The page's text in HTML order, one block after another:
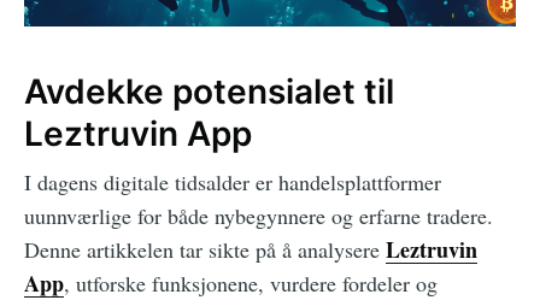
Avdekke potensialet til
Leztruvin App
I dagens digitale tidsalder er handelsplattformer
uunnværlige for både nybegynnere og erfarne tradere.
Denne artikkelen tar sikte på å analysere Leztruvin
App, utforske funksjonene, vurdere fordeler og